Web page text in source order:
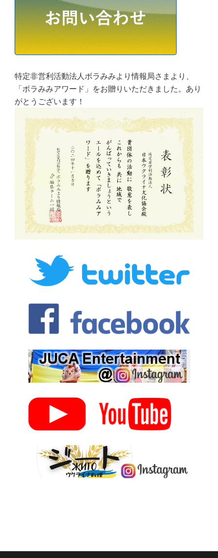
特定非営利活動法人ボラみみより情報局さまより、
「ボラみみアワード」をお贈りいただきました。あり
がとうございます！